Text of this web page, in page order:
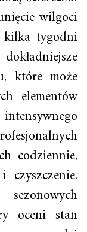
wilgoci
tygodni
które może
elementów
codziennie,
oceni stan